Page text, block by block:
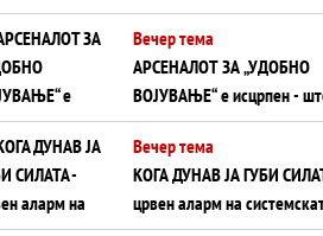
ШТО ОСТАНУВА БЕЗ
Вечер тема
АРСЕНАЛОТ ЗА „УДОБНО
ВОЈУВАЊЕ“ е исцрпен -
Вечер тема
КОГА ДУНАВ ЈА ГУБИ
црвен аларм на
плоча од јужна Германија